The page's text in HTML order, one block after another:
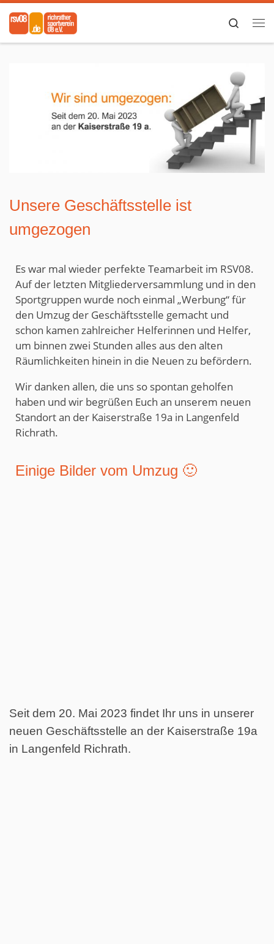
Zum Inhalt springen
Search
Unsere Geschäftsstelle ist
umgezogen
Es war mal wieder perfekte Teamarbeit im RSV08.
Auf der letzten Mitgliederversammlung und in den
Sportgruppen wurde noch einmal „Werbung“ für
den Umzug der Geschäftsstelle gemacht und
schon kamen zahlreicher Helferinnen und Helfer,
um binnen zwei Stunden alles aus den alten
Räumlichkeiten hinein in die Neuen zu befördern.
Wir danken allen, die uns so spontan geholfen
haben und wir begrüßen Euch an unserem neuen
Standort an der Kaiserstraße 19a in Langenfeld
Richrath.
Einige Bilder vom Umzug 🙂
Seit dem 20. Mai 2023 findet Ihr uns in unserer
neuen Geschäftsstelle an der Kaiserstraße 19a
in Langenfeld Richrath.